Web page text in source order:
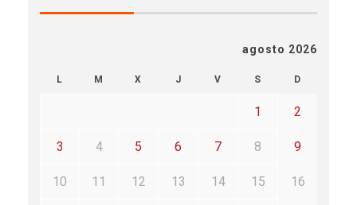
agosto 2026
L M X J V S D
1 2
3 4 5 6 7 8 9
10 11 12 13 14 15 16